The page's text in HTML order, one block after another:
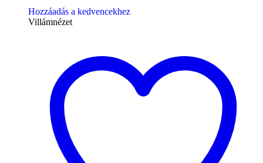
Hozzáadás a kedvencekhez
Villámnézet